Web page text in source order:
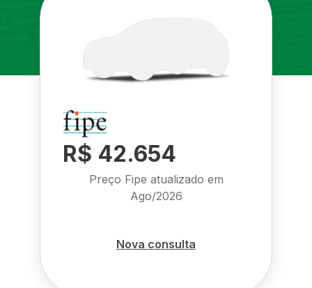
R$ 42.654
Preço Fipe atualizado em
Ago/2026
Nova consulta